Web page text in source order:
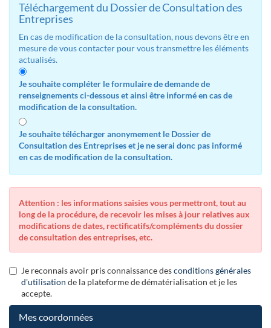
Téléchargement du Dossier de Consultation des
Entreprises
En cas de modification de la consultation, nous devons être en
mesure de vous contacter pour vous transmettre les éléments
actualisés.
Je souhaite compléter le formulaire de demande de
renseignements ci-dessous et ainsi être informé en cas de
modification de la consultation.
Je souhaite télécharger anonymement le Dossier de
Consultation des Entreprises et je ne serai donc pas informé
en cas de modification de la consultation.
Attention : les informations saisies vous permettront, tout au
long de la procédure, de recevoir les mises à jour relatives aux
modifications de dates, rectificatifs/compléments du dossier
de consultation des entreprises, etc.
Je reconnais avoir pris connaissance desconditions générales
d'utilisation de la plateforme de dématérialisation et je les
accepte.
Mes coordonnées